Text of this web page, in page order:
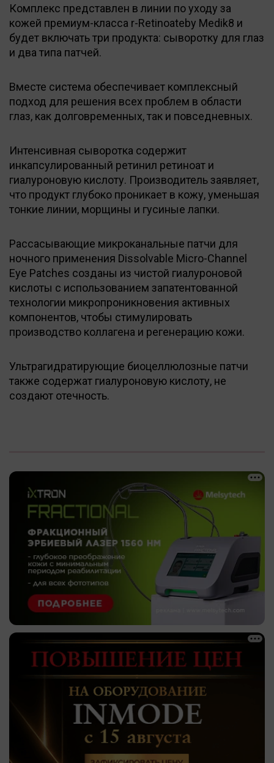
Комплекс представлен в линии по уходу за
кожей премиум-класса r-Retinoateby Medik8 и
будет включать три продукта: сыворотку для глаз
и два типа патчей.
Вместе система обеспечивает комплексный
подход для решения всех проблем в области
глаз, как долговременных, так и повседневных.
Интенсивная сыворотка содержит
инкапсулированный ретинил ретиноат и
гиалуроновую кислоту. Производитель заявляет,
что продукт глубоко проникает в кожу, уменьшая
тонкие линии, морщины и гусиные лапки.
Рассасывающие микроканальные патчи для
ночного применения Dissolvable Micro-Channel
Eye Patches созданы из чистой гиалуроновой
кислоты с использованием запатентованной
технологии микропроникновения активных
компонентов, чтобы стимулировать
производство коллагена и регенерацию кожи.
Ультрагидратирующие биоцеллюлозные патчи
также содержат гиалуроновую кислоту, не
создают отечность.